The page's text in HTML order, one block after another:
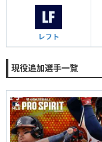
レフト
現役追加選手一覧